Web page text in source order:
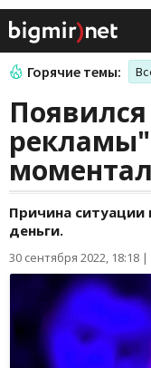
Горячие темы:
Причина ситуации
деньги.
30 сентября 2022, 18:18 |